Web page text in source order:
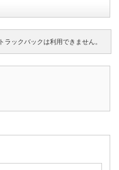
トラックバックは利用できません。